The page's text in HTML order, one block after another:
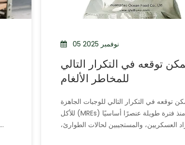
05 نوفمبر 2025
توقعه في التكرار التالي
للمخاطر الألغام
توقعه في التكرار التالي للوجبات الجاهزة
للأكل (MREs) كانت منذ فترة طويلة عنصرًا أساسيًا
العسكريين، والمستجيبين لحالات الطوارئ،